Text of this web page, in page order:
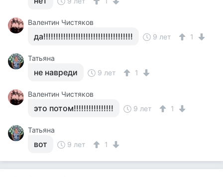
Валентин Чистяков
да!!!!!!!!!!!!!!!!!!!!!!!!!!!!!!!!!!!! 9 лет 1
Татьяна
не навреди 9 лет 1
Валентин Чистяков
это потом!!!!!!!!!!!!!!!! 9 лет 1
Татьяна
вот 9 лет 1